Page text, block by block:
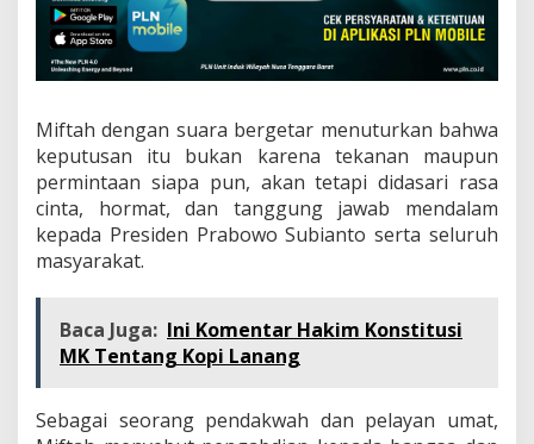
Miftah dengan suara bergetar menuturkan bahwa
keputusan itu bukan karena tekanan maupun
permintaan siapa pun, akan tetapi didasari rasa
cinta, hormat, dan tanggung jawab mendalam
kepada Presiden Prabowo Subianto serta seluruh
masyarakat.
Baca Juga: Ini Komentar Hakim Konstitusi
MK Tentang Kopi Lanang
Sebagai seorang pendakwah dan pelayan umat,